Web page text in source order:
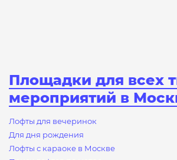
Площадки для всех
мероприятий в
Лофты для вечеринок
Для дня рождения
Лофты с караоке в Москве